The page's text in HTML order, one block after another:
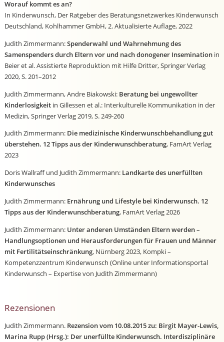
Worauf kommt es an?
In Kinderwunsch, Der Ratgeber des Beratungsnetzwerkes Kinderwunsch
Deutschland, Kohlhammer GmbH, 2. Aktualisierte Auflage, 2022
Judith Zimmermann:Spenderwahl und Wahrnehmung des
Samenspenders durch Eltern vor und nach donogener Inseminationin
Beier et al. Assistierte Reproduktion mit Hilfe Dritter, Springer Verlag
2020, S. 201–2012
Judith Zimmermann, Andre Biakowski: Beratung bei ungewollter
Kinderlosigkeitin Gillessen et al.: Interkulturelle Kommunikation in der
Medizin, Springer Verlag 2019, S. 249-260
Judith Zimmermann: Die medizinische Kinderwunschbehandlung gut
überstehen. 12 Tipps aus der Kinderwunschberatung, FamArt Verlag
2023
Doris Wallraff und Judith Zimmermann: Landkarte des unerfüllten
Kinderwunsches
Judith Zimmermann: Ernährung und Lifestyle bei Kinderwunsch. 12
Tipps aus der Kinderwunschberatung, FamArt Verlag 2026
Judith Zimmermann: Unter anderen Umständen Eltern werden –
Handlungsoptionen und Herausforderungen für Frauen und Männer
mit Fertilitätseinschränkung, Nürnberg 2023, Kompki –
Kompetenzzentrum Kinderwunsch (Online unter Informationsportal
Kinderwunsch – Expertise von Judith Zimmermann)
Rezensionen
Judith Zimmermann. Rezension vom 10.08.2015 zu: Birgit Mayer-Lewis,
Marina Rupp (Hrsg.): Der unerfüllte Kinderwunsch. Interdisziplinäre